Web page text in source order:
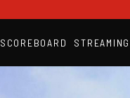
SCOREBOARD STREAMING